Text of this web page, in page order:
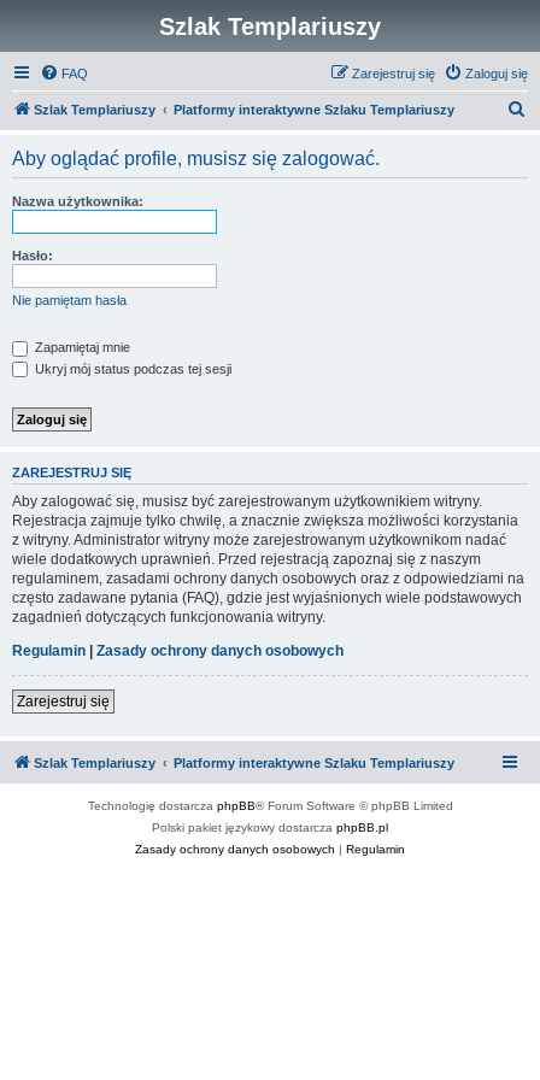
Szlak Templariuszy
FAQ Zaloguj się
Zarejestruj się
Szlak Templariuszy Platformy interaktywne Szlaku Templariuszy
Aby oglądać profile, musisz się zalogować.
Nazwa użytkownika:
Hasło:
Nie pamiętam hasła
Zapamiętaj mnie
Ukryj mój status podczas tej sesji
ZAREJESTRUJ SIĘ
Aby zalogować się, musisz być zarejestrowanym użytkownikiem witryny.
Rejestracja zajmuje tylko chwilę, a znacznie zwiększa możliwości korzystania
z witryny. Administrator witryny może zarejestrowanym użytkownikom nadać
wiele dodatkowych uprawnień. Przed rejestracją zapoznaj się z naszym
regulaminem, zasadami ochrony danych osobowych oraz z odpowiedziami na
często zadawane pytania (FAQ), gdzie jest wyjaśnionych wiele podstawowych
zagadnień dotyczących funkcjonowania witryny.
Regulamin | Zasady ochrony danych osobowych
Zarejestruj się
Szlak Templariuszy Platformy interaktywne Szlaku Templariuszy
Technologię dostarcza phpBB® Forum Software © phpBB Limited
Polski pakiet językowy dostarcza phpBB.pl
Zasady ochrony danych osobowych | Regulamin